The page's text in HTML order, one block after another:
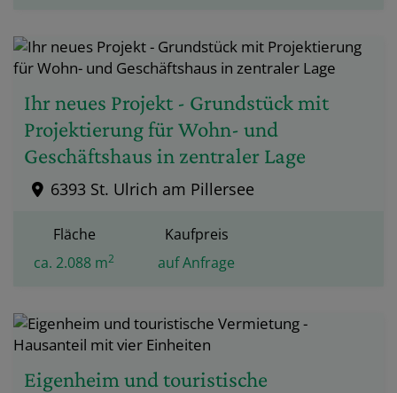
Ihr neues Projekt - Grundstück mit
Projektierung für Wohn- und
Geschäftshaus in zentraler Lage
6393 St. Ulrich am Pillersee
Fläche
ca. 2.088 m2
Kaufpreis
auf Anfrage
Eigenheim und touristische